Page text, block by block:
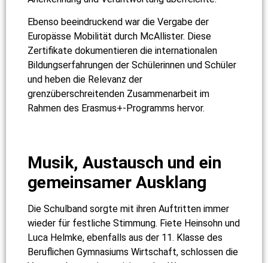
Ebenso beeindruckend war die Vergabe der
Europässe Mobilität durch McAllister. Diese
Zertifikate dokumentieren die internationalen
Bildungserfahrungen der Schülerinnen und Schüler
und heben die Relevanz der
grenzüberschreitenden Zusammenarbeit im
Rahmen des Erasmus+-Programms hervor.
Musik, Austausch und ein
gemeinsamer Ausklang
Die Schulband sorgte mit ihren Auftritten immer
wieder für festliche Stimmung. Fiete Heinsohn und
Luca Helmke, ebenfalls aus der 11. Klasse des
Beruflichen Gymnasiums Wirtschaft, schlossen die